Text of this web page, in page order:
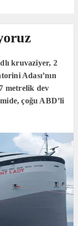
kruvaziyer, 2
Adası’nın
metrelik dev
çoğu ABD’li